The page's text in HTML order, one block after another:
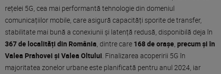
rețelei 5G, cea mai performantă tehnologie din domeniul
comunicațiilor mobile, care asigură capacități sporite de transfer,
stabilitate mai bună a conexiunii și latență redusă, disponibilă deja în
367 de localități din România, dintre care 168 de orașe, precum și în
Valea Prahovei și Valea Oltului. Finalizarea acoperirii 5G în
majoritatea zonelor urbane este planificată pentru anul 2024, iar